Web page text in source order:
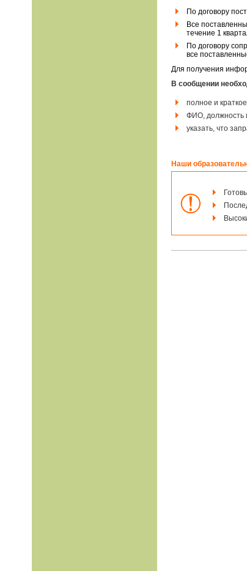
По договору
Все
течение 1
По договору
все
Для получения
В сообщении
полное и
ФИО, должность
указать, что
Наши